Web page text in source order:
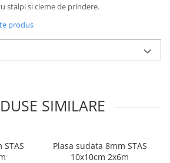
stalpi si cleme de prindere.
produs
SIMILARE
Plasa sudata 8mm STAS
10x10cm 2x6m